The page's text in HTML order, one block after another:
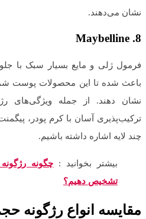
نشان می‌دهند.
8.
Maybelline
فرمول ژلی و مایع بسیار سبک با
باعث شده تا این محصولات پوست شما
نشان دهند. از جمله ویژگی‌های
ترکیب‌پذیری آسان با کرم پودر،
چند لایه اشاره داشته باشیم.
بیشتر بخوانید : چگونه
تشخیص دهیم؟
مقایسه انواع رژگونه